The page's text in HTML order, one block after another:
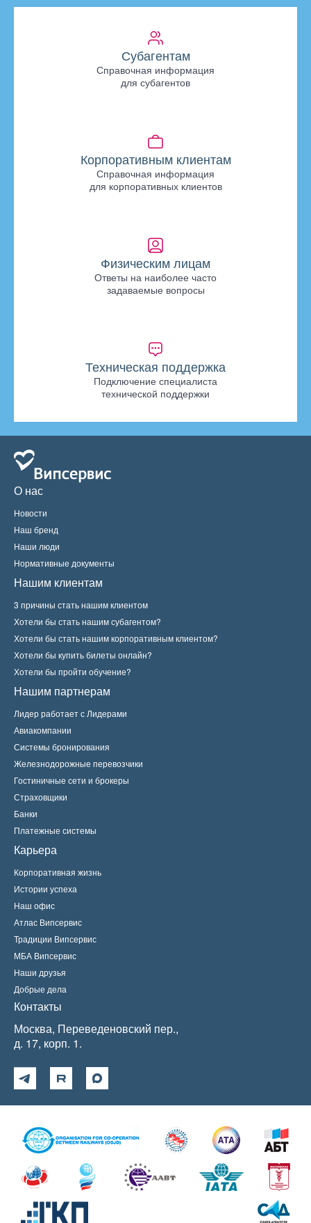
Субагентам
Справочная информация
для субагентов
Корпоративным клиентам
Справочная информация
для корпоративных клиентов
Физическим лицам
Ответы на наиболее часто
задаваемые вопросы
Техническая поддержка
Подключение специалиста
технической поддержки
О нас
Новости
Наш бренд
Наши люди
Нормативные документы
Нашим клиентам
3 причины стать нашим клиентом
Хотели бы стать нашим субагентом?
Хотели бы стать нашим корпоративным клиентом?
Хотели бы купить билеты онлайн?
Хотели бы пройти обучение?
Нашим партнерам
Лидер работает с Лидерами
Авиакомпании
Системы бронирования
Железнодорожные перевозчики
Гостиничные сети и брокеры
Страховщики
Банки
Платежные системы
Карьера
Корпоративная жизнь
Истории успеха
Наш офис
Атлас Випсервис
Традиции Випсервис
МБА Випсервис
Наши друзья
Добрые дела
Контакты
Москва, Переведеновский пер.,
д. 17, корп. 1.